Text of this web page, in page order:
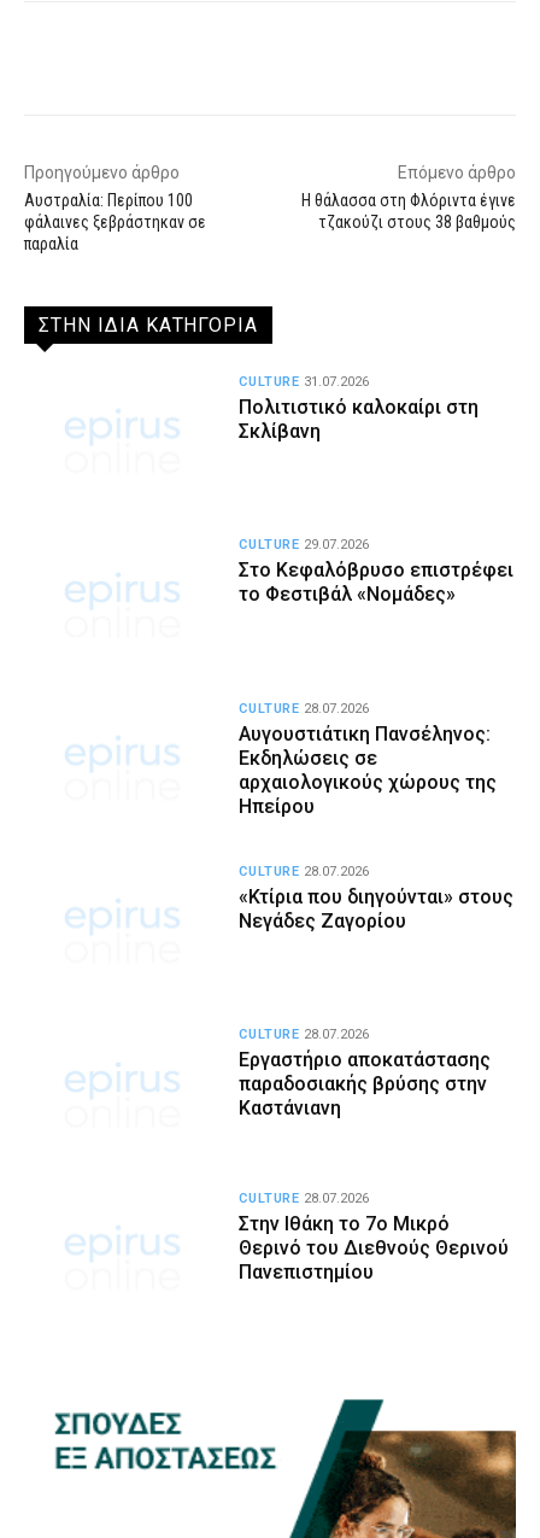
Προηγούμενο άρθρο
Αυστραλία: Περίπου 100
φάλαινες ξεβράστηκαν σε
παραλία
Επόμενο άρθρο
Η θάλασσα στη Φλόριντα έγινε
τζακούζι στους 38 βαθμούς
ΣΤΗΝ ΙΔΙΑ ΚΑΤΗΓΟΡΙΑ
Πολιτιστικό καλοκαίρι στη
Σκλίβανη
CULTURE 31.07.2026
Στο Κεφαλόβρυσο επιστρέφει
το Φεστιβάλ «Νομάδες»
CULTURE 29.07.2026
Αυγουστιάτικη Πανσέληνος:
Εκδηλώσεις σε
αρχαιολογικούς χώρους της
Ηπείρου
CULTURE 28.07.2026
«Κτίρια που διηγούνται» στους
Νεγάδες Ζαγορίου
CULTURE 28.07.2026
Εργαστήριο αποκατάστασης
παραδοσιακής βρύσης στην
Καστάνιανη
CULTURE 28.07.2026
Στην Ιθάκη το 7ο Μικρό
Θερινό του Διεθνούς Θερινού
Πανεπιστημίου
CULTURE 28.07.2026